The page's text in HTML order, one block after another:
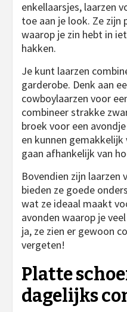
enkellaarsjes, laarzen
toe aan je look. Ze zijn
waarop je zin hebt in
hakken.
Je kunt laarzen
garderobe. Denk aan
cowboylaarzen voor
combineer strakke
broek voor een
en kunnen gemakkelijk
gaan afhankelijk van
Bovendien zijn laarzen
bieden ze goede
wat ze ideaal maakt
avonden waarop je
ja, ze zien er gewoon
vergeten!
Platte
dagelijks